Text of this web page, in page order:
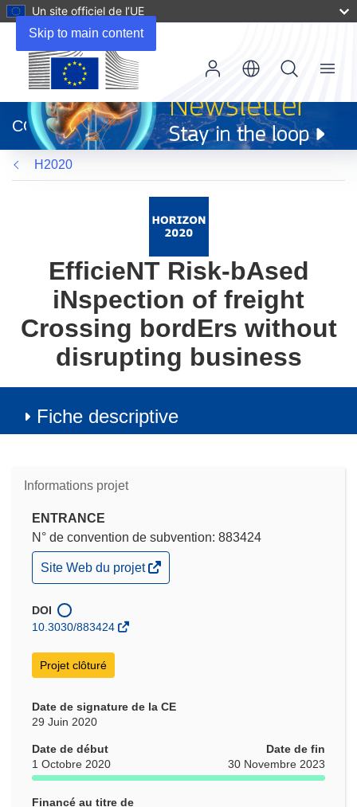
Skip to main content
Un site officiel de l’UE
dans
une
nouvelle
fenêtre)
CORDIS
Menu
H2020
EfficieNT Risk-bAsed
iNspection of freight
Crossing bordErs without
disrupting business
Fiche descriptive
Informations projet
ENTRANCE
N° de convention de subvention: 883424
(s’ouvre
dans
nouvelle
fenêtre)
Site Web du projet
DOI
10.3030/883424
Projet clôturé
Date de signature de la CE
29 Juin 2020
Date de début
1 Octobre 2020
Date de fin
30 Novembre 2023
Financé au titre de